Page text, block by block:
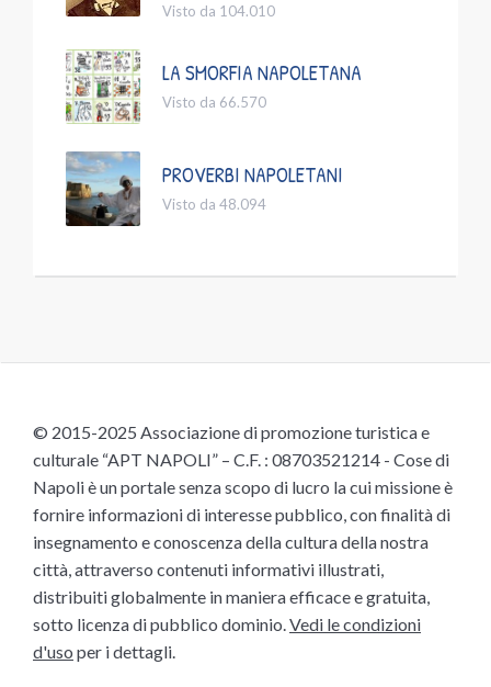
Visto da 104.010
LA SMORFIA NAPOLETANA
Visto da 66.570
PROVERBI NAPOLETANI
Visto da 48.094
© 2015-2025 Associazione di promozione turistica e
culturale “APT NAPOLI” – C.F. : 08703521214 - Cose di
Napoli è un portale senza scopo di lucro la cui missione è
fornire informazioni di interesse pubblico, con finalità di
insegnamento e conoscenza della cultura della nostra
città, attraverso contenuti informativi illustrati,
distribuiti globalmente in maniera efficace e gratuita,
sotto licenza di pubblico dominio.Vedi le condizioni
d'uso per i dettagli.